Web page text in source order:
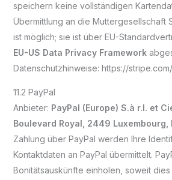
speichern keine vollständigen
Übermittlung an die Muttergesellschaft
ist möglich; sie ist über EU-
EU-US Data Privacy Framework
Datenschutzhinweise: https://
11.2 PayPal
Anbieter: PayPal (Europe) S.à r.l. et
Boulevard Royal, 2449 Luxembourg,
Zahlung über PayPal werden Ihre
Kontaktdaten an PayPal übermittelt.
Bonitätsauskünfte einholen, soweit